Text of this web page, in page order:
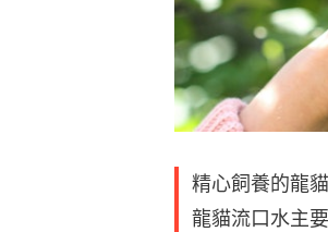
精心飼養的龍
龍貓流口水主